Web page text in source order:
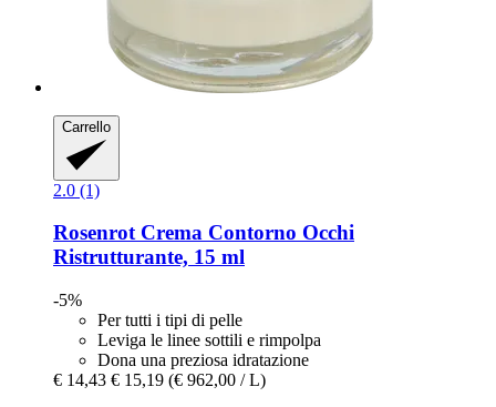
Carrello
2.0 (1)
RosenrotCrema Contorno Occhi
Ristrutturante, 15 ml
-5%
Per tutti i tipi di pelle
Leviga le linee sottili e rimpolpa
Dona una preziosa idratazione
€ 14,43 € 15,19 (€ 962,00 / L)